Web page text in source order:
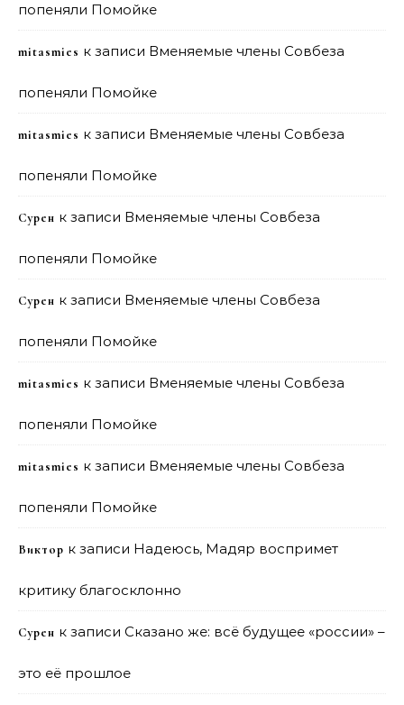
попеняли Помойке
mitasmies к записи Вменяемые члены Совбеза
попеняли Помойке
mitasmies к записи Вменяемые члены Совбеза
попеняли Помойке
Сурен к записи Вменяемые члены Совбеза
попеняли Помойке
Сурен к записи Вменяемые члены Совбеза
попеняли Помойке
mitasmies к записи Вменяемые члены Совбеза
попеняли Помойке
mitasmies к записи Вменяемые члены Совбеза
попеняли Помойке
Виктор к записи Надеюсь, Мадяр воспримет
критику благосклонно
Сурен к записи Сказано же: всё будущее «россии» –
это её прошлое